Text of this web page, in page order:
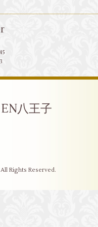
八王子
Rights Reserved.